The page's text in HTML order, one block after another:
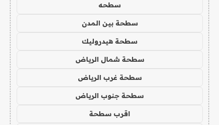
سطحه
سطحة بين المدن
سطحة هيدروليك
سطحة شمال الرياض
سطحة غرب الرياض
سطحة جنوب الرياض
اقرب سطحة